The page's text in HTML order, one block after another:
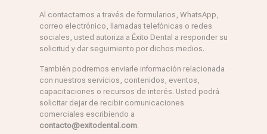
Al contactarnos a través de formularios, WhatsApp,
correo electrónico, llamadas telefónicas o redes
sociales, usted autoriza a Éxito Dental a responder su
solicitud y dar seguimiento por dichos medios.
También podremos enviarle información relacionada
con nuestros servicios, contenidos, eventos,
capacitaciones o recursos de interés. Usted podrá
solicitar dejar de recibir comunicaciones
comerciales escribiendo a
contacto@exitodental.com.